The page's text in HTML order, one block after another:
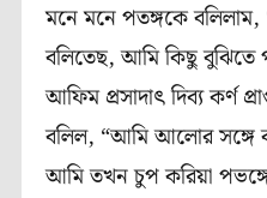
মনে মনে পতঙ্গকে
বলিতেছ, আমি কিছু বুঝিতে
আফিম প্রসাদাৎ দিব্য কর্ণ
বলিল, “আমি আলোর সঙ্গে
আমি তখন চুপ করিয়া